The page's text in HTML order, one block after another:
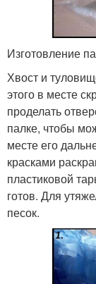
Изготовление
Хвост и
этого в месте
проделать
палке, чтобы
месте его
красками
пластиковой
готов. Для
песок.